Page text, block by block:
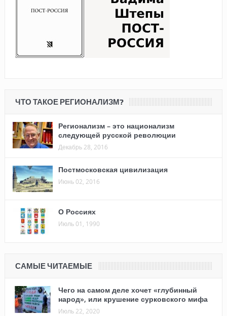
ЧТО ТАКОЕ РЕГИОНАЛИЗМ?
Регионализм – это национализм
следующей русской революции
Декабрь 28, 2016
Постмосковская цивилизация
Июнь 02, 2016
О Россиях
Июль 01, 1990
САМЫЕ ЧИТАЕМЫЕ
Чего на самом деле хочет «глубинный
народ», или крушение сурковского мифа
Июль 22, 2020